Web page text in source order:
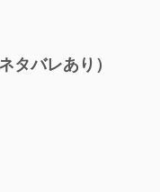
タバレあり）